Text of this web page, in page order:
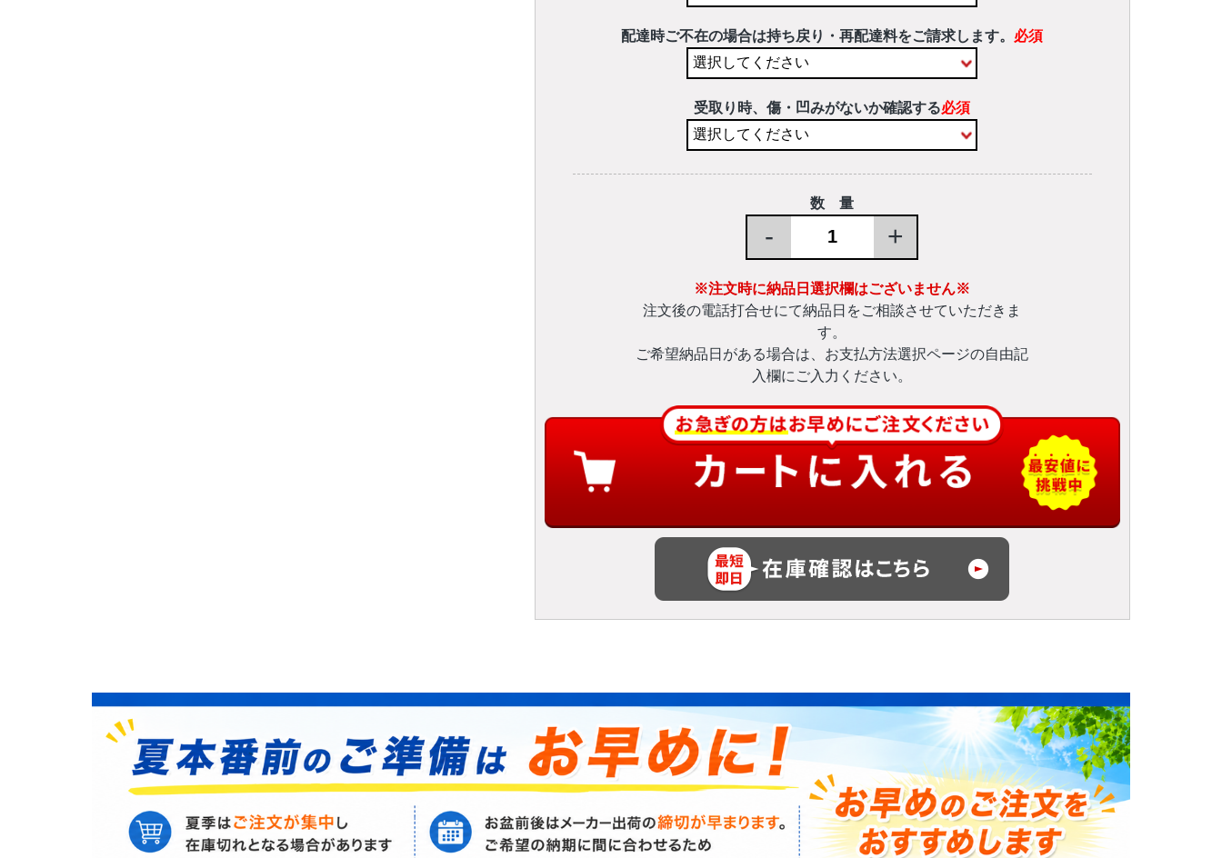
配達時ご不在の場合は持ち戻り・再配達料をご請求します。 必須
受取り時、傷・凹みがないか確認する必須
数 量
- +
※注文時に納品日選択欄はございません※
注文後の電話打合せにて納品日をご相談させていただきま
す。
ご希望納品日がある場合は、お支払方法選択ページの自由記
入欄にご入力ください。